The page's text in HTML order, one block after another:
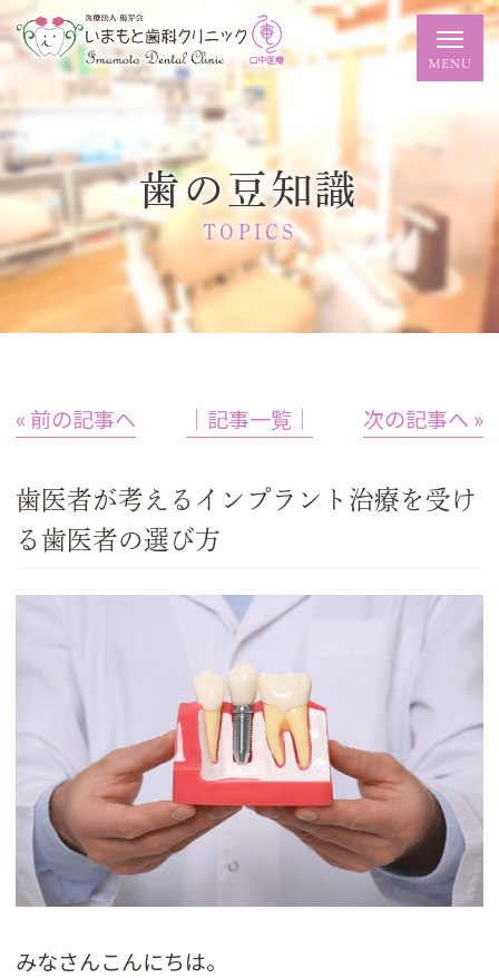
歯の豆知識
TOPICS
« 前の記事へ │記事一覧│ 次の記事へ »
歯医者が考えるインプラント治療を受け
る歯医者の選び方
みなさんこんにちは。